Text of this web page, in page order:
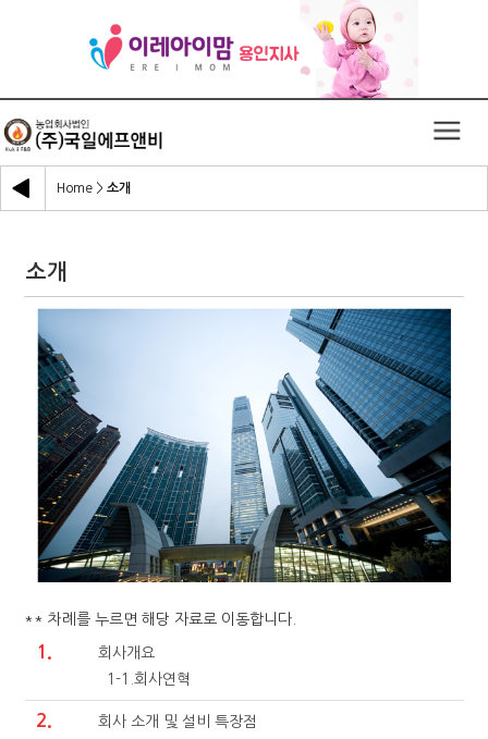
Home > 소개
소개
** 차례를 누르면 해당 자료로 이동합니다.
1.
회사개요
1-1.회사연혁
2. 회사 소개 및 설비 특장점